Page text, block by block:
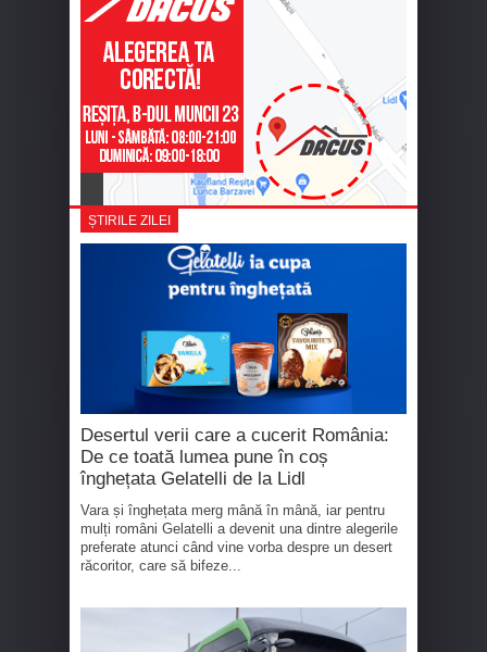
ȘTIRILE ZILEI
Desertul verii care a cucerit România:
De ce toată lumea pune în coș
înghețata Gelatelli de la Lidl
Vara și înghețata merg mână în mână, iar pentru
mulți români Gelatelli a devenit una dintre alegerile
preferate atunci când vine vorba despre un desert
răcoritor, care să bifeze...